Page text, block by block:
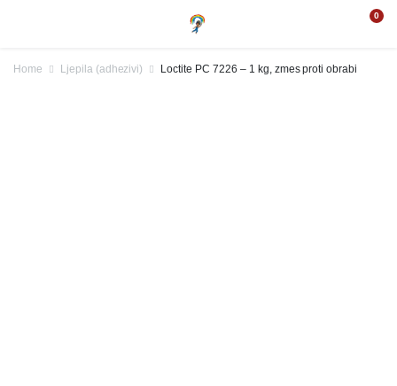
0
Home Ljepila (adhezivi) Loctite PC 7226 – 1 kg, zmes proti obrabi